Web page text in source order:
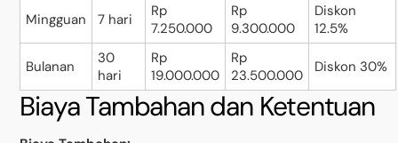
Mingguan 7 hari
Rp
7.250.000
Rp
9.300.000
Diskon
12.5%
Bulanan
30
hari
Rp
19.000.000
Rp
23.500.000
Diskon 30%
Biaya Tambahan dan Ketentuan